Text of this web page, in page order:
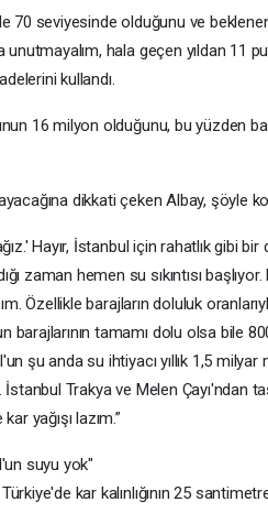
70 seviyesinde olduğunu ve
hala geçen yıldan 11
kullandı.
16 milyon olduğunu, bu yüzden
dikkati çeken Albay, şöyle
Hayır, İstanbul için rahatlık gibi
zaman hemen su sıkıntısı
Özellikle barajların doluluk
barajlarının tamamı dolu olsa bile
şu anda su ihtiyacı yıllık 1,5 milyar
Trakya ve Melen Çayı'ndan
yağışı lazım.”
suyu yok"
kar kalınlığının 25